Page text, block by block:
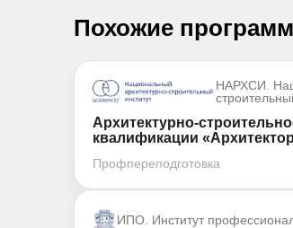
Похожие
НАРХСИ.
Архитектурно-
квалификации
Профпереподготовка
ИПО. Институт